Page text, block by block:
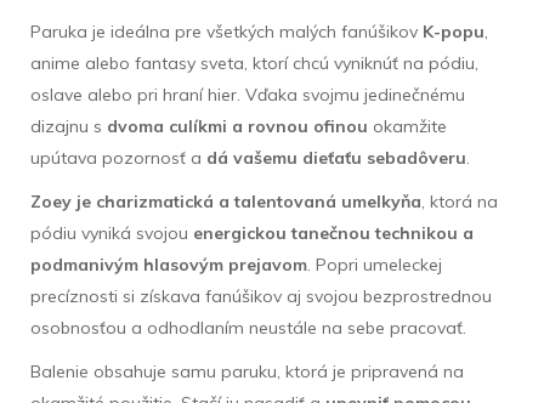
Paruka je ideálna pre všetkých malých fanúšikov K-popu,
anime alebo fantasy sveta, ktorí chcú vyniknúť na pódiu,
oslave alebo pri hraní hier. Vďaka svojmu jedinečnému
dizajnu s dvoma culíkmi a rovnou ofinou okamžite
upútava pozornosť a dá vašemu dieťaťu sebadôveru.
Zoey je charizmatická a talentovaná umelkyňa, ktorá na
pódiu vyniká svojou energickou tanečnou technikou a
podmanivým hlasovým prejavom. Popri umeleckej
precíznosti si získava fanúšikov aj svojou bezprostrednou
osobnosťou a odhodlaním neustále na sebe pracovať.
Balenie obsahuje samu paruku, ktorá je pripravená na